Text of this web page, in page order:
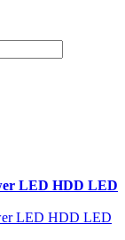
LED HDD LED